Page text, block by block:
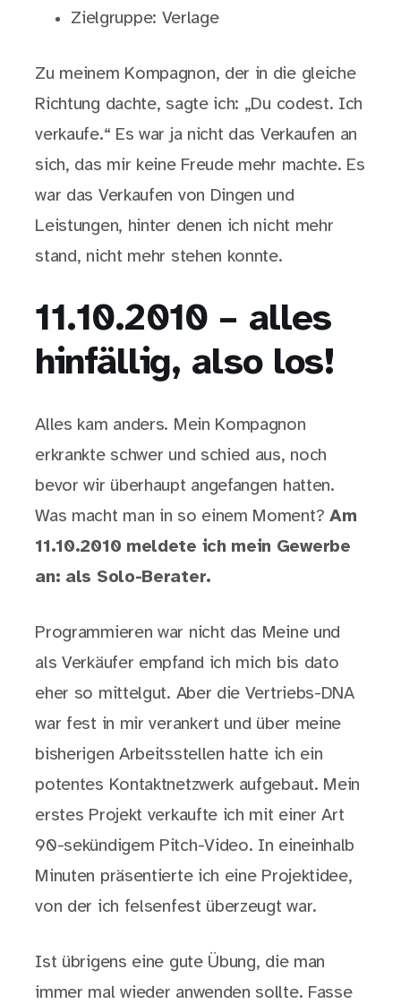
Zielgruppe: Verlage
Zu meinem Kompagnon, der in die gleiche
Richtung dachte, sagte ich: „Du codest. Ich
verkaufe.“ Es war ja nicht das Verkaufen an
sich, das mir keine Freude mehr machte. Es
war das Verkaufen von Dingen und
Leistungen, hinter denen ich nicht mehr
stand, nicht mehr stehen konnte.
11.10.2010 – alles
hinfällig, also los!
Alles kam anders. Mein Kompagnon
erkrankte schwer und schied aus, noch
bevor wir überhaupt angefangen hatten.
Was macht man in so einem Moment? Am
11.10.2010 meldete ich mein Gewerbe
an: als Solo-Berater.
Programmieren war nicht das Meine und
als Verkäufer empfand ich mich bis dato
eher so mittelgut. Aber die Vertriebs-DNA
war fest in mir verankert und über meine
bisherigen Arbeitsstellen hatte ich ein
potentes Kontaktnetzwerk aufgebaut. Mein
erstes Projekt verkaufte ich mit einer Art
90-sekündigem Pitch-Video. In eineinhalb
Minuten präsentierte ich eine Projektidee,
von der ich felsenfest überzeugt war.
Ist übrigens eine gute Übung, die man
immer mal wieder anwenden sollte. Fasse